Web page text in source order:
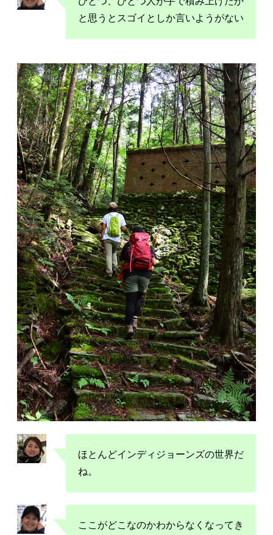
と思うとスゴイとしか言いようがない
ほとんどインディジョーンズの世界だ
ね。
ここがどこなのかわからなくなってき